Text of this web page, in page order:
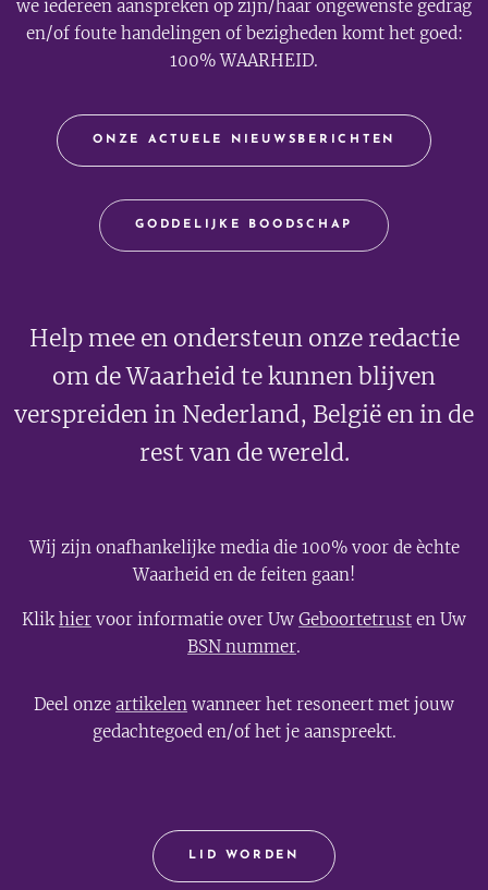
we iedereen aanspreken op zijn/haar ongewenste gedrag
en/of foute handelingen of bezigheden komt het goed:
100% WAARHEID.
ONZE ACTUELE NIEUWSBERICHTEN
GODDELIJKE BOODSCHAP
Help mee en ondersteun onze redactie
om de Waarheid te kunnen blijven
verspreiden in Nederland, België en in de
rest van de wereld.
Wij zijn onafhankelijke media die 100% voor de èchte
Waarheid en de feiten gaan!
Klikhier voor informatie over Uw Geboortetrust en Uw
BSN nummer.
Deel onze artikelen wanneer het resoneert met jouw
gedachtegoed en/of het je aanspreekt.
LID WORDEN